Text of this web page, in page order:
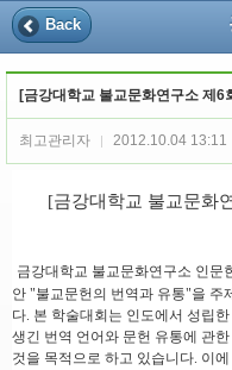
Back
[금강대학교 불교문화연구소 제6
최고관리자 2012.10.04 13:11
[금강대학교 불교문화
금강대학교 불교문화연구소 인문
안 "불교문헌의 번역과 유통"을 주
다. 본 학술대회는 인도에서 성립
생긴 번역 언어와 문헌 유통에 관
것을 목적으로 하고 있습니다. 이